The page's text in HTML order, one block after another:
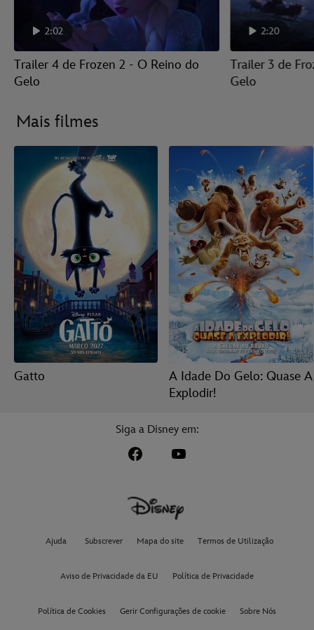
2:02
Trailer 4 de Frozen 2 - O Reino do
Gelo
2:20
Trailer 3 de
Gelo
Mais filmes
Gatto
A Idade Do Gelo: Quase A
Explodir!
Siga a Disney em:
Ajuda Subscrever Mapa do site Termos de Utilização
Aviso de Privacidade da EU Política de Privacidade
Política de Cookies Gerir Configurações de cookie Sobre Nós